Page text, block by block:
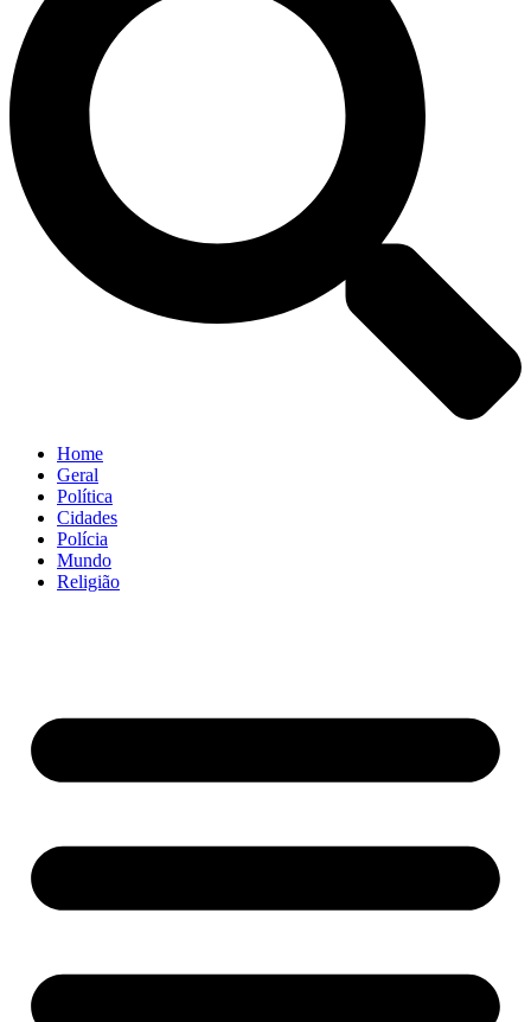
Home
Geral
Política
Cidades
Polícia
Mundo
Religião